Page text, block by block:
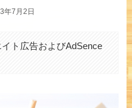
年7月2日
ト広告およびAdSence